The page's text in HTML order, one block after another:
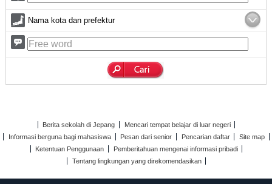
Nama kota dan prefektur
Berita sekolah di Jepang
Mencari tempat belajar di luar negeri
Informasi berguna bagi mahasiswa
Pesan dari senior Pencarian daftar
Site map
Ketentuan Penggunaan
Pemberitahuan mengenai informasi pribadi
Tentang lingkungan yang direkomendasikan